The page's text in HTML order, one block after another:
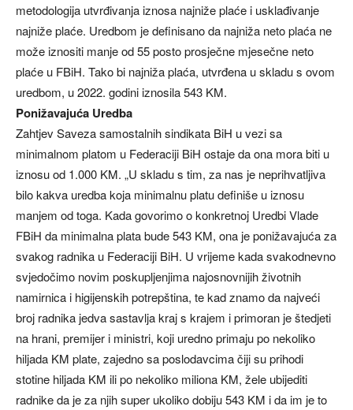
metodologija utvrđivanja iznosa najniže plaće i usklađivanje
najniže plaće. Uredbom je definisano da najniža neto plaća ne
može iznositi manje od 55 posto prosječne mjesečne neto
plaće u FBiH. Tako bi najniža plaća, utvrđena u skladu s ovom
uredbom, u 2022. godini iznosila 543 KM.
Ponižavajuća Uredba
Zahtjev Saveza samostalnih sindikata BiH u vezi sa
minimalnom platom u Federaciji BiH ostaje da ona mora biti u
iznosu od 1.000 KM. „U skladu s tim, za nas je neprihvatljiva
bilo kakva uredba koja minimalnu platu definiše u iznosu
manjem od toga. Kada govorimo o konkretnoj Uredbi Vlade
FBiH da minimalna plata bude 543 KM, ona je ponižavajuća za
svakog radnika u Federaciji BiH. U vrijeme kada svakodnevno
svjedočimo novim poskupljenjima najosnovnijih životnih
namirnica i higijenskih potrepština, te kad znamo da najveći
broj radnika jedva sastavlja kraj s krajem i primoran je štedjeti
na hrani, premijer i ministri, koji uredno primaju po nekoliko
hiljada KM plate, zajedno sa poslodavcima čiji su prihodi
stotine hiljada KM ili po nekoliko miliona KM, žele ubijediti
radnike da je za njih super ukoliko dobiju 543 KM i da im je to